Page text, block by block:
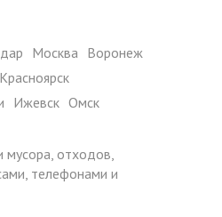
Москва Воронеж
Красноярск
Ижевск Омск
мусора, отходов,
телефонами и